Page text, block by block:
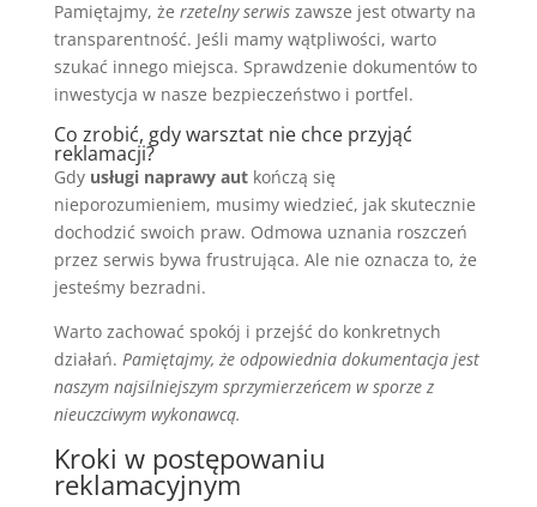
Pamiętajmy, że rzetelny serwiszawsze jest otwarty na
transparentność. Jeśli mamy wątpliwości, warto
szukać innego miejsca. Sprawdzenie dokumentów to
inwestycja w nasze bezpieczeństwo i portfel.
Co zrobić, gdy warsztat nie chce przyjąć
reklamacji?
Gdy usługi naprawy autkończą się
nieporozumieniem, musimy wiedzieć, jak skutecznie
dochodzić swoich praw. Odmowa uznania roszczeń
przez serwis bywa frustrująca. Ale nie oznacza to, że
jesteśmy bezradni.
Warto zachować spokój i przejść do konkretnych
działań. Pamiętajmy, że odpowiednia dokumentacja jest
naszym najsilniejszym sprzymierzeńcem w sporze z
nieuczciwym wykonawcą.
Kroki w postępowaniu
reklamacyjnym